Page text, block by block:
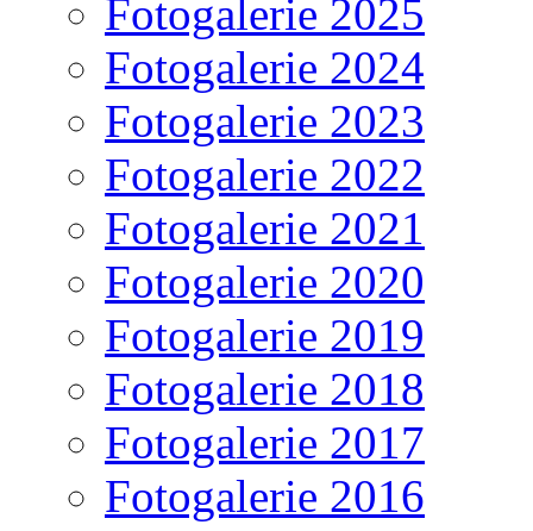
Fotogalerie 2025
Fotogalerie 2024
Fotogalerie 2023
Fotogalerie 2022
Fotogalerie 2021
Fotogalerie 2020
Fotogalerie 2019
Fotogalerie 2018
Fotogalerie 2017
Fotogalerie 2016